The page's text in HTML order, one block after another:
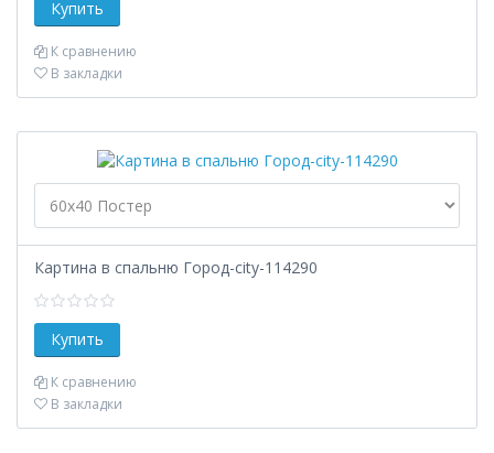
К сравнению
В закладки
Картина в спальню Город-city-114290
К сравнению
В закладки